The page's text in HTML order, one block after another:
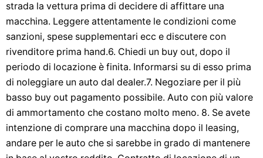
strada la vettura prima di decidere di affittare una
macchina. Leggere attentamente le condizioni come
sanzioni, spese supplementari ecc e discutere con
rivenditore prima hand.6. Chiedi un buy out, dopo il
periodo di locazione è finita. Informarsi su di esso prima
di noleggiare un auto dal dealer.7. Negoziare per il più
basso buy out pagamento possibile. Auto con più valore
di ammortamento che costano molto meno. 8. Se avete
intenzione di comprare una macchina dopo il leasing,
andare per le auto che si sarebbe in grado di mantenere